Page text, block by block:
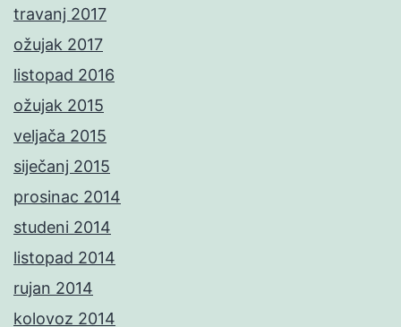
travanj 2017
ožujak 2017
listopad 2016
ožujak 2015
veljača 2015
siječanj 2015
prosinac 2014
studeni 2014
listopad 2014
rujan 2014
kolovoz 2014